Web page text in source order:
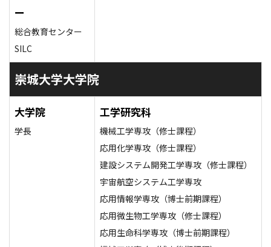
ー
総合教育センター
SILC
崇城大学大学院
大学院
学長
工学研究科
機械工学専攻（修士課程）
応用化学専攻（修士課程）
建設システム開発工学専攻（修士課程）
宇宙航空システム工学専攻
応用情報学専攻（博士前期課程）
応用微生物工学専攻（修士課程）
応用生命科学専攻（博士前期課程）